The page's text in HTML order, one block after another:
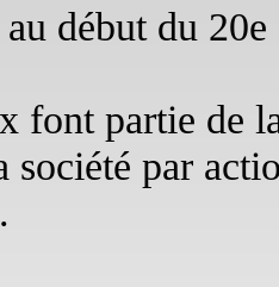
début du
font partie de
société par